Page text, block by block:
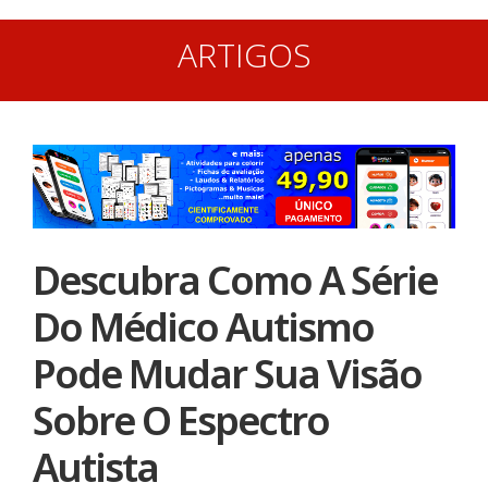
ARTIGOS
Descubra Como A Série
Do Médico Autismo
Pode Mudar Sua Visão
Sobre O Espectro
Autista